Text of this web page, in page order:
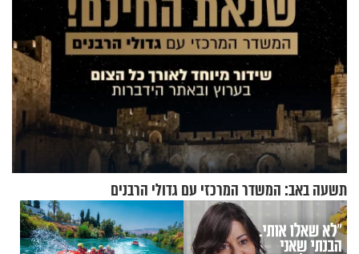
תשעה באב: המשדר המרכזי עם גדולי הרבנים